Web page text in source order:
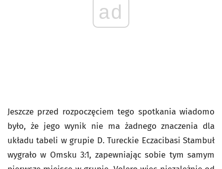
ad
Jeszcze przed rozpoczęciem tego spotkania wiadomo
było, że jego wynik nie ma żadnego znaczenia dla
układu tabeli w grupie D. Tureckie Eczacibasi Stambuł
wygrało w Omsku 3:1, zapewniając sobie tym samym